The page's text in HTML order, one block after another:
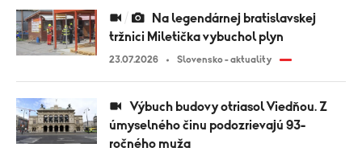
tržnici Miletička vybuchol plyn
23.07.2026 Slovensko - aktuality
úmyselného činu podozrievajú 93-
ročného muža